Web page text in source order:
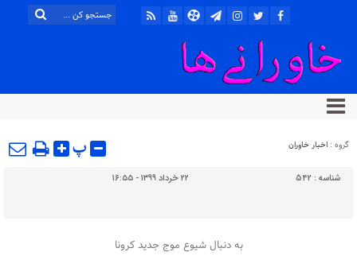
گروه : اخبار خاوران پ
شناسه : 542 ۲۲ خرداد ۱۳۹۹ - ۱۶:۵۵
به دنبال شیوع موج جدید کرونا